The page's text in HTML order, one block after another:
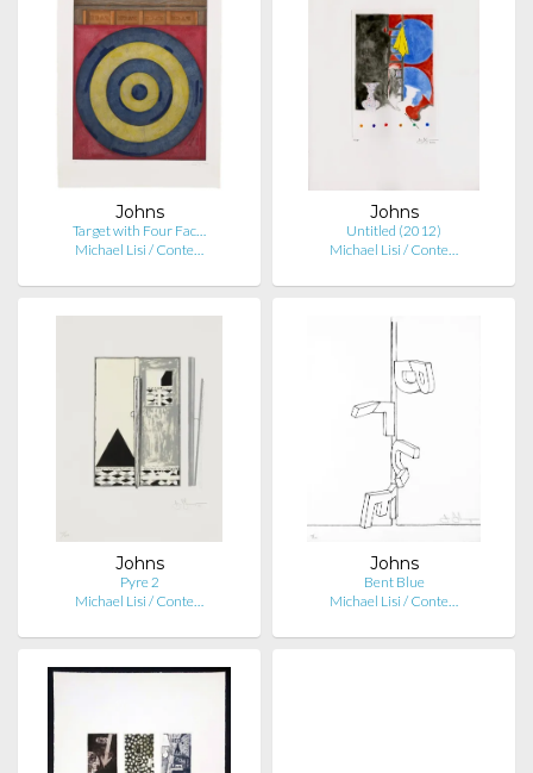
Johns
Target with Four Fac…
Michael Lisi / Conte…
Johns
Untitled (2012)
Michael Lisi / Conte…
Johns
Pyre 2
Michael Lisi / Conte…
Johns
Bent Blue
Michael Lisi / Conte…